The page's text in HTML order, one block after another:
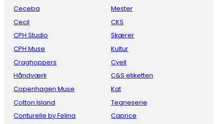
Ceceba
Cecil
CPH Studio
CPH Muse
Craghoppers
Håndværk
Copenhagen Muse
Cotton Island
Conturelle by Felina
Mester
CKS
Skærer
Kultur
Cyell
C&S etiketten
Kat
Tegneserie
Caprice